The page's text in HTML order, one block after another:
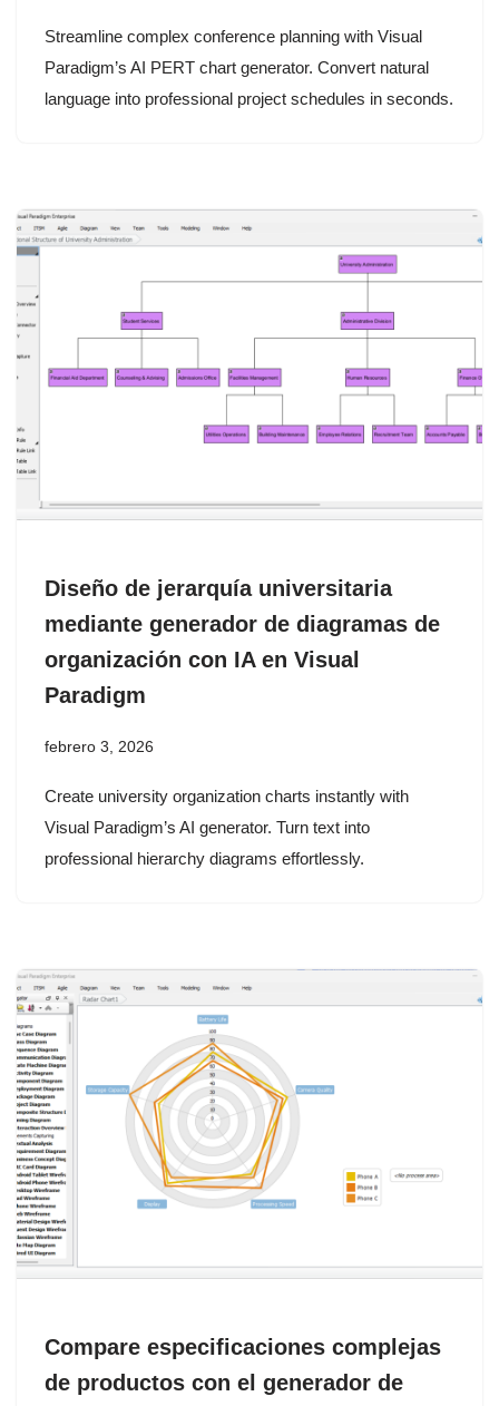
Streamline complex conference planning with Visual
Paradigm’s AI PERT chart generator. Convert natural
language into professional project schedules in seconds.
Diseño de jerarquía universitaria
mediante generador de diagramas de
organización con IA en Visual
Paradigm
febrero 3, 2026
Create university organization charts instantly with
Visual Paradigm’s AI generator. Turn text into
professional hierarchy diagrams effortlessly.
Compare especificaciones complejas
de productos con el generador de